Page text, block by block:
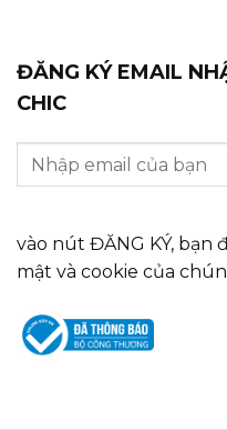
ĐĂNG KÝ EMAIL
CHIC
vào nút ĐĂNG KÝ, bạn
mật và cookie của